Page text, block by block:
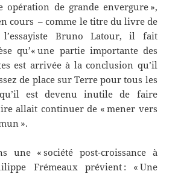
opération de grande envergure »,
cours – comme le titre du livre de
l’essayiste Bruno Latour, il fait
qu’« une partie importante des
est arrivée à la conclusion qu’il
de place sur Terre pour tous les
est devenu inutile de faire
allait continuer de « mener vers
».
une « société post-croissance à
Frémeaux prévient : « Une